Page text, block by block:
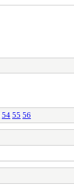
54 55 56